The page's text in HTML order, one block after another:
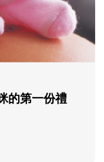
的第一份禮